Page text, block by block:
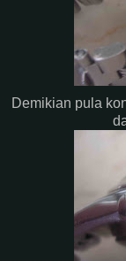
Demikian pula